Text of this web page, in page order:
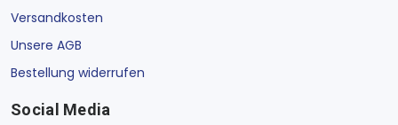
Versandkosten
Unsere AGB
Bestellung widerrufen
Social Media